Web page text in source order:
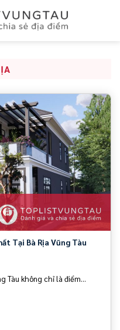
Tại Bà Rịa Vũng Tàu
Tàu không chỉ là điểm...